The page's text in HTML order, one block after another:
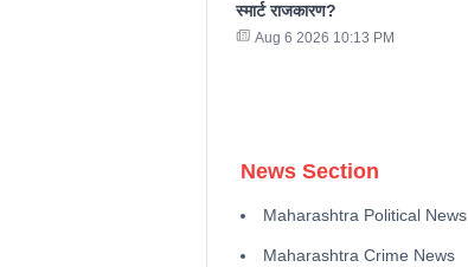
स्मार्ट राजकारण?
Aug 6 2026 10:13 PM
News Section
Maharashtra Political News
Maharashtra Crime News